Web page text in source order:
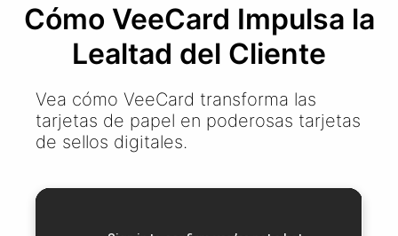
Cómo VeeCard Impulsa la
Lealtad del Cliente
Vea cómo VeeCard transforma las
tarjetas de papel en poderosas tarjetas
de sellos digitales.